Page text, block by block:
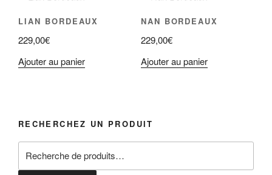
LIAN BORDEAUX
229,00€
Ajouter au panier
NAN BORDEAUX
229,00€
Ajouter au panier
RECHERCHEZ UN PRODUIT
pour :